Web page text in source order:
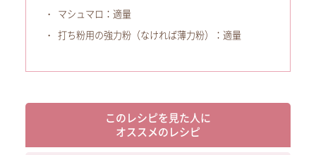
マシュマロ：適量
打ち粉用の強力粉（なければ薄力粉）：適量
このレシピを見た人に
オススメのレシピ